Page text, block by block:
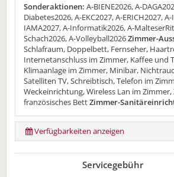
Sonderaktionen: A-BIENE2026, A-
Diabetes2026, A-EKC2027, A-ERICH2027,
IAMA2027, A-Informatik2026, A-
Schach2026, A-Volleyball2026Zimmer-
Schlafraum, Doppelbett, Fernseher,
Internetanschluss im Zimmer, Kaffee und
Klimaanlage im Zimmer, Minibar,
Satelliten TV, Schreibtisch, Telefon im
Weckeinrichtung, Wireless Lan im Zimmer,
französisches BettZimmer-
Verfügbarkeiten anzeigen
Servicegebühr